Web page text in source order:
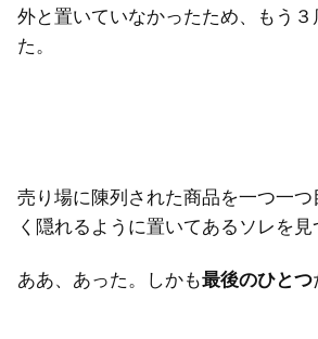
外と置いていなかったため、もう
た。
売り場に陳列された商品を一つ一
く隠れるように置いてあるソレを見
ああ、あった。しかも最後のひとつ